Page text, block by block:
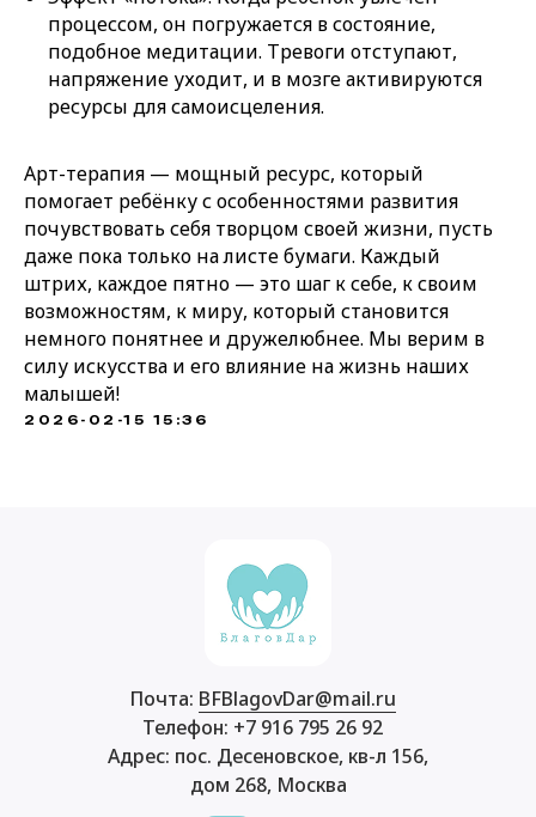
процессом, он погружается в состояние,
подобное медитации. Тревоги отступают,
напряжение уходит, и в мозге активируются
ресурсы для самоисцеления.
Арт-терапия — мощный ресурс, который
помогает ребёнку с особенностями развития
почувствовать себя творцом своей жизни, пусть
даже пока только на листе бумаги. Каждый
штрих, каждое пятно — это шаг к себе, к своим
возможностям, к миру, который становится
немного понятнее и дружелюбнее. Мы верим в
силу искусства и его влияние на жизнь наших
малышей!
2026-02-15 15:36
Почта: BFBlagovDar@mail.ru
Телефон: +7 916 795 26 92
Адрес: пос. Десеновское, кв-л 156,
дом 268, Москва